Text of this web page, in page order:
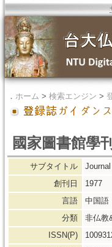
． ホーム > 検索エンジン >
國家圖書館學刊
サブタイトル
創刊日
1977
言語
中国語
分類
非仏教
ISSN(P)